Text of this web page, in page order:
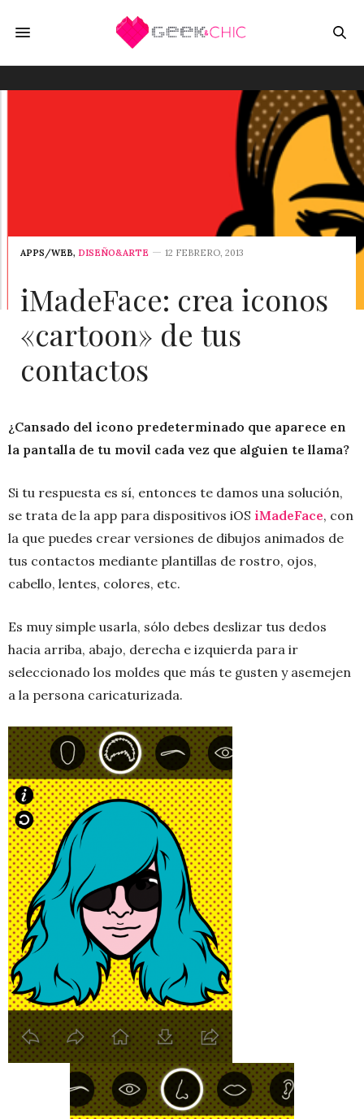
APPS/WEB, DISEÑO&ARTE 12 FEBRERO, 2013
iMadeFace: crea iconos
«cartoon» de tus
contactos
¿Cansado del icono predeterminado que aparece en
la pantalla de tu movil cada vez que alguien te llama?
Si tu respuesta es sí, entonces te damos una solución,
se trata de la app para dispositivos iOS iMadeFace, con
la que puedes crear versiones de dibujos animados de
tus contactos mediante plantillas de rostro, ojos,
cabello, lentes, colores, etc.
Es muy simple usarla, sólo debes deslizar tus dedos
hacia arriba, abajo, derecha e izquierda para ir
seleccionado los moldes que más te gusten y asemejen
a la persona caricaturizada.